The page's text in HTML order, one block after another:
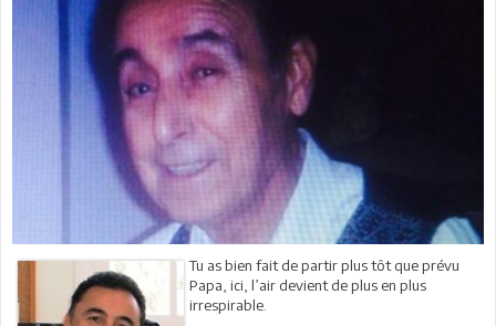
Tu as bien fait de partir plus tôt que prévu
Papa, ici, l’air devient de plus en plus
irrespirable.